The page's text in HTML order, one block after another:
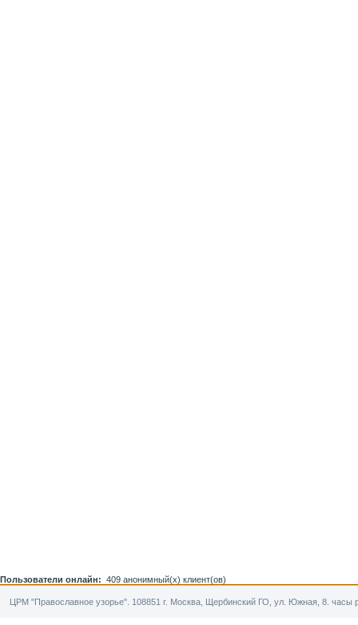
Пользователи онлайн: 409 анонимный(х) клиент(ов)
ЦРМ "Православное узорье". 108851 г. Москва, Щербинский ГО, ул. Южная, 8. часы